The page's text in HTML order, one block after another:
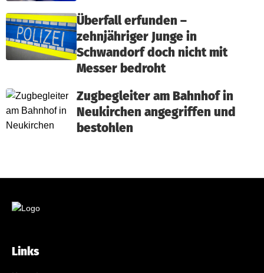
Überfall erfunden –
zehnjähriger Junge in
Schwandorf doch nicht mit
Messer bedroht
Zugbegleiter am Bahnhof in
Neukirchen angegriffen und
bestohlen
Links